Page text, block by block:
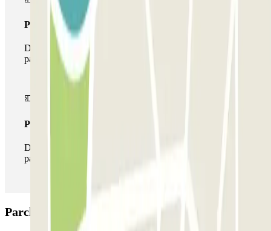
Pass multiparking
Durante il tuo soggiorno potrai usufruire dell'intera rete di
parcheggi disponibili su Parclick.
Pass illlimitato
Durante il tuo soggiorno potrai entrare e uscire dal
parcheggio tutte le volte che vorrai.
Parcheggio NN Gran Vía: Opinioni